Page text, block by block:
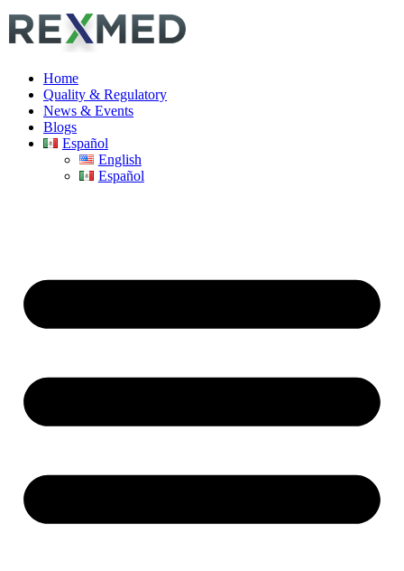
Home
Quality & Regulatory
News & Events
Blogs
Español
English
Español